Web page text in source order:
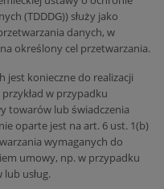
(TDDDG)) służy jako
danych, w
określony cel przetwarzania.
jest konieczne do realizacji
w przypadku
towarów lub świadczenia
oparte jest na art. 6 ust. 1(b)
wymaganych do
umowy, np. w przypadku
usług.